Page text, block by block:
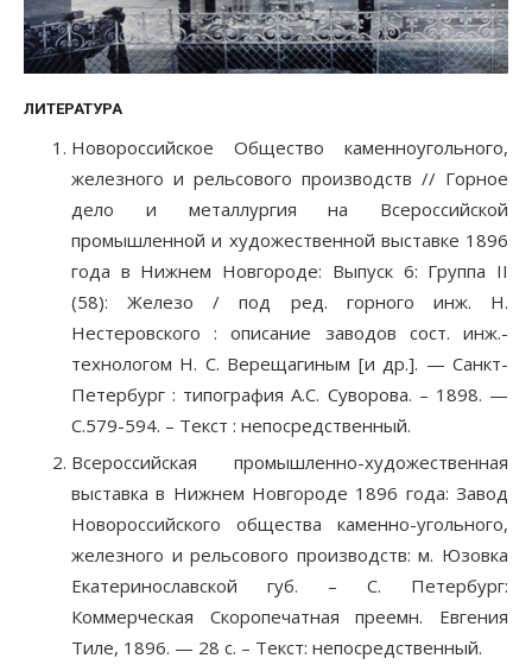
ЛИТЕРАТУРА
Новороссийское Общество каменноугольного,
железного и рельсового производств // Горное
дело и металлургия на Всероссийской
промышленной и художественной выставке 1896
года в Нижнем Новгороде: Выпуск 6: Группа II
(58): Железо / под ред. горного инж. Н.
Нестеровского : описание заводов сост. инж.-
технологом Н. С. Верещагиным [и др.]. — Санкт-
Петербург : типография А.С. Суворова. – 1898. —
С.579-594. – Текст : непосредственный.
Всероссийская промышленно-художественная
выставка в Нижнем Новгороде 1896 года: Завод
Новороссийского общества каменно-угольного,
железного и рельсового производств: м. Юзовка
Екатеринославской губ. – С. Петербург:
Коммерческая Скоропечатная преемн. Евгения
Тиле, 1896. — 28 с. – Текст: непосредственный.